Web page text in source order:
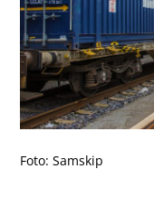
Foto: Samskip